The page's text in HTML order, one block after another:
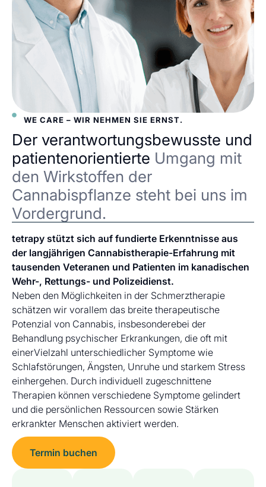
WE CARE – WIR NEHMEN SIE ERNST.
Der verantwortungsbewusste und
patientenorientierte Umgang mit
den Wirkstoffen der
Cannabispflanze steht bei uns im
Vordergrund.
tetrapy stützt sich auf fundierte Erkenntnisse aus
der langjährigen Cannabistherapie-Erfahrung mit
tausenden Veteranen und Patienten im kanadischen
Wehr-, Rettungs- und Polizeidienst.
Neben den Möglichkeiten in der Schmerztherapie
schätzen wir vorallem das breite therapeutische
Potenzial von Cannabis, insbesonderebei der
Behandlung psychischer Erkrankungen, die oft mit
einerVielzahl unterschiedlicher Symptome wie
Schlafstörungen, Ängsten, Unruhe und starkem Stress
einhergehen. Durch individuell zugeschnittene
Therapien können verschiedene Symptome gelindert
und die persönlichen Ressourcen sowie Stärken
erkrankter Menschen aktiviert werden.
Termin buchen